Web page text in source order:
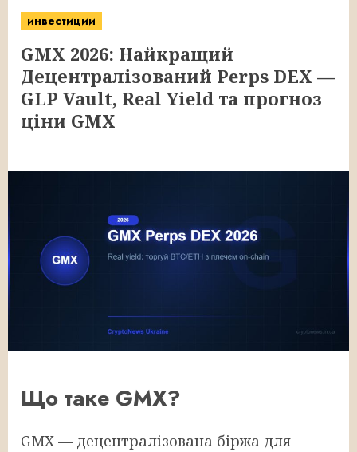
инвестиции
GMX 2026: Найкращий
Децентралізований Perps DEX —
GLP Vault, Real Yield та прогноз
ціни GMX
Що таке GMX?
GMX — децентралізована біржа для